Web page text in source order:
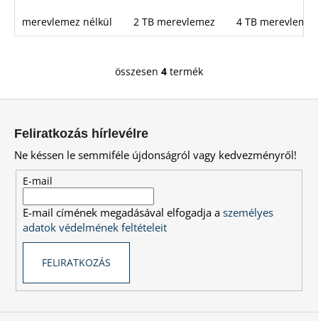
merevlemez nélkül 2 TB merevlemez 4 TB merevlemez
L
i
r
y
í
l
összesen 4 termék
Feliratkozás hírlevélre
Ne késsen le semmiféle újdonságról vagy kedvezményről!
E-mail
E-mail címének megadásával elfogadja aszemélyes
adatok védelmének feltételeit
FELIRATKOZÁS